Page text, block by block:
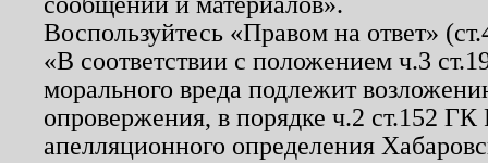
Воспользуйтесь «Правом на ответ»
«В соответствии с положением ч.3
морального вреда подлежит
опровержения, в порядке ч.2 ст.152
апелляционного определения